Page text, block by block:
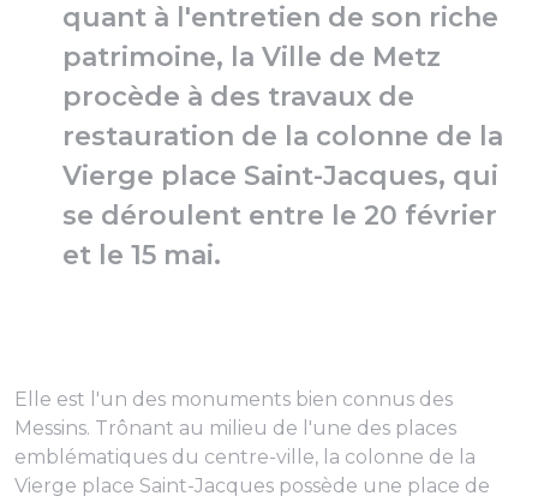
quant à l'entretien de son riche
patrimoine, la Ville de Metz
procède à des travaux de
restauration de la colonne de la
Vierge place Saint-Jacques, qui
se déroulent entre le 20 février
et le 15 mai.
Elle est l'un des monuments bien connus des
Messins. Trônant au milieu de l'une des places
emblématiques du centre-ville, la colonne de la
Vierge place Saint-Jacques possède une place de